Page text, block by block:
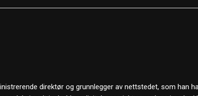
direktør og grunnlegger av nettstedet, som han